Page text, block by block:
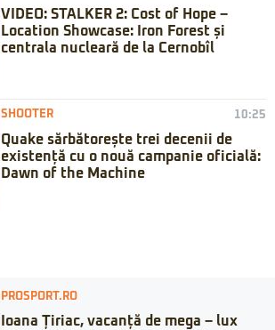
VIDEO: STALKER 2: Cost of Hope –
Location Showcase: Iron Forest și
centrala nucleară de la Cernobîl
SHOOTER 10:25
Quake sărbătorește trei decenii de
existență cu o nouă campanie oficială:
Dawn of the Machine
PROSPORT.RO
Ioana Țiriac, vacanță de mega – lux